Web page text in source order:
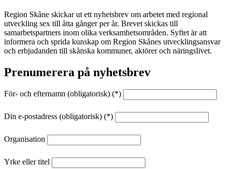
Region Skåne skickar ut ett nyhetsbrev om arbetet med regional
utveckling sex till åtta gånger per år. Brevet skickas till
samarbetspartners inom olika verksamhetsområden. Syftet är att
informera och sprida kunskap om Region Skånes utvecklingsansvar
och erbjudanden till skånska kommuner, aktörer och näringslivet.
Prenumerera på nyhetsbrev
För- och efternamn (obligatorisk)
Din e-postadress (obligatorisk)
Organisation
Yrke eller titel